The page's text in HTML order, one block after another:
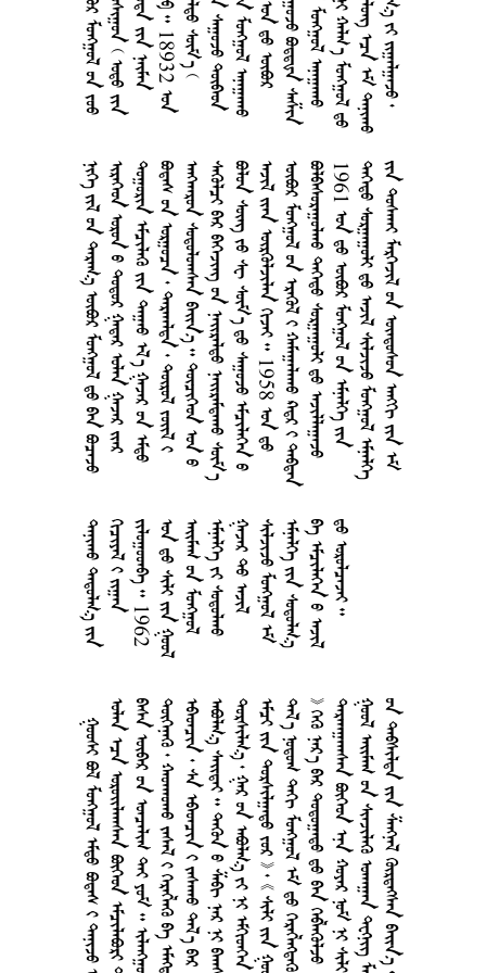
                                                       1958              1961                    







































1
9
6
2

















































































































 
                                                                                                  